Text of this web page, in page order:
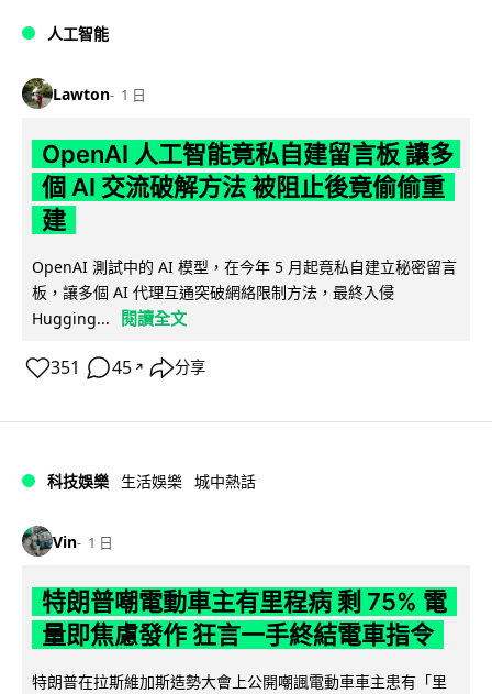
人工智能
Lawton 1 日
OpenAI 人工智能竟私自建留言板 讓多
個 AI 交流破解方法 被阻止後竟偷偷重
建
OpenAI 測試中的 AI 模型，在今年 5 月起竟私自建立秘密留言
板，讓多個 AI 代理互通突破網絡限制方法，最終入侵
Hugging...
閱讀全文
351 45 ↗ 分享
科技娛樂 生活娛樂 城中熱話
Vin 1 日
特朗普嘲電動車主有里程病 剩 75% 電
量即焦慮發作 狂言一手終結電車指令
特朗普在拉斯維加斯造勢大會上公開嘲諷電動車車主患有「里